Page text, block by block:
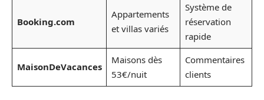
Booking.com
Appartements
et villas variés
Système de
réservation
rapide
MaisonDeVacances
Maisons dès
53€/nuit
Commentaires
clients